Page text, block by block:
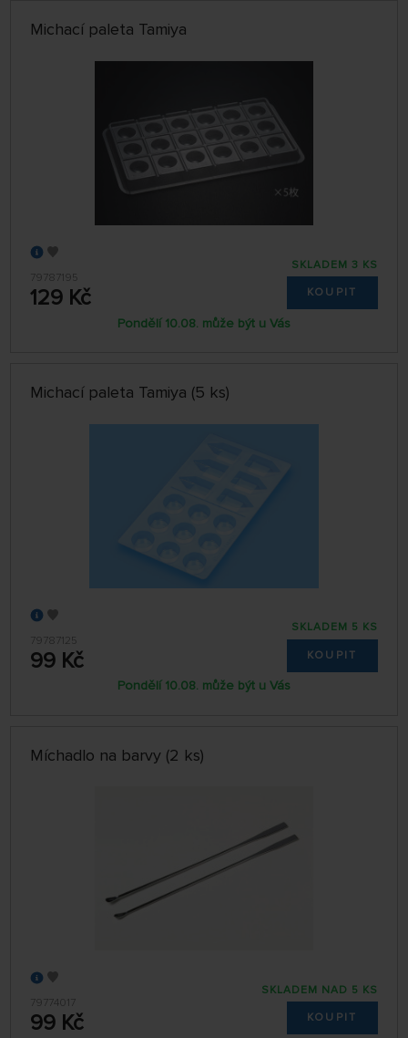
Michací paleta Tamiya
79787195
129 Kč
SKLADEM 3 KS
KOUPIT
Pondělí 10.08. může být u Vás
Michací paleta Tamiya (5 ks)
79787125
99 Kč
SKLADEM 5 KS
KOUPIT
Pondělí 10.08. může být u Vás
Míchadlo na barvy (2 ks)
79774017
99 Kč
SKLADEM NAD 5 KS
KOUPIT